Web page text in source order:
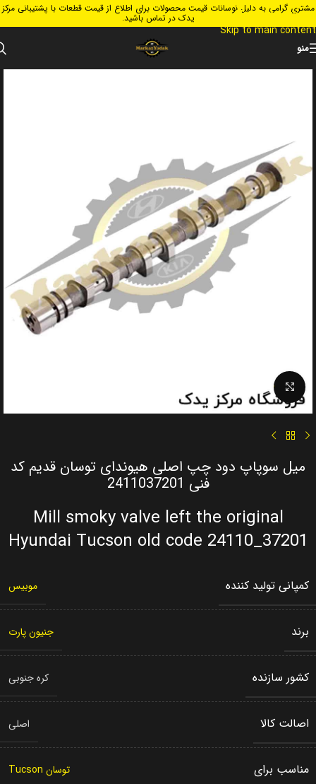
Skip to navigation
Skip to main content
مشتری گرامی به دلیل نوسانات قیمت محصولات برای اطلاع از قیمت قطعات با پشتیبانی مرکز
یدک در تماس باشید.
منو
Click to enlarge
میل سوپاپ دود چپ اصلی هیوندای توسان قدیم کد
فنی 2411037201
Mill smoky valve left the original
Hyundai Tucson old code 24110_37201
کمپانی تولید کننده موبیس
برند جنیون پارت
کشور سازنده کره جنوبی
اصالت کالا اصلی
مناسب برای توسان Tucson